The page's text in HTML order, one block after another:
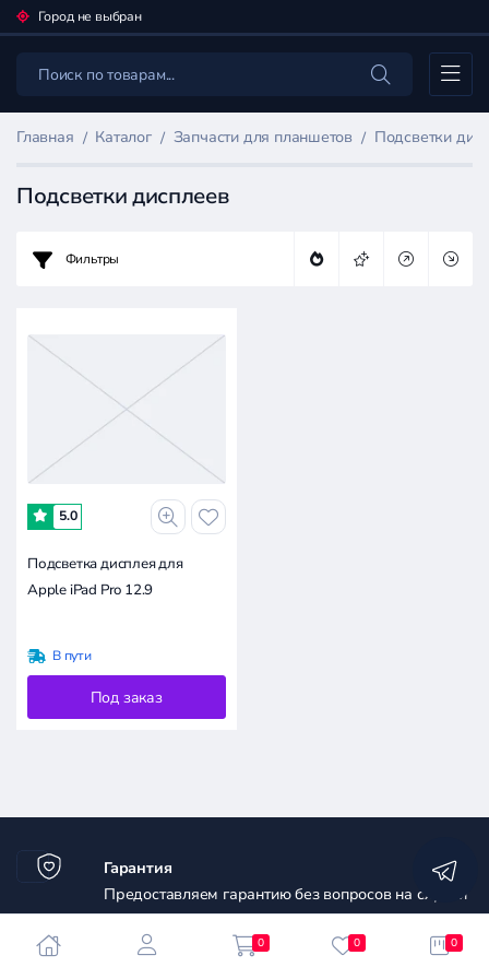
Город не выбран
Каталог
Главная Каталог Запчасти для планшетов Подсветки
Подсветки дисплеев
Фильтр
Запчасти
планшетов
Фильтры
5.0
Подсветка дисплея для
Apple iPad Pro 12.9
В пути
Под заказ
Гарантия
Предоставляем гарантию без вопросов на случай
несоответствия товара относительно его работы.
Узнать больше
0 0 0